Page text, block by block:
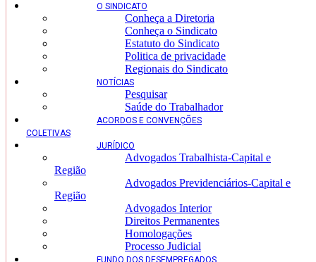
O SINDICATO
Conheça a Diretoria
Conheça o Sindicato
Estatuto do Sindicato
Politica de privacidade
Regionais do Sindicato
NOTÍCIAS
Pesquisar
Saúde do Trabalhador
ACORDOS E CONVENÇÕES
COLETIVAS
JURÍDICO
Advogados Trabalhista-Capital e
Região
Advogados Previdenciários-Capital e
Região
Advogados Interior
Direitos Permanentes
Homologações
Processo Judicial
FUNDO DOS DESEMPREGADOS